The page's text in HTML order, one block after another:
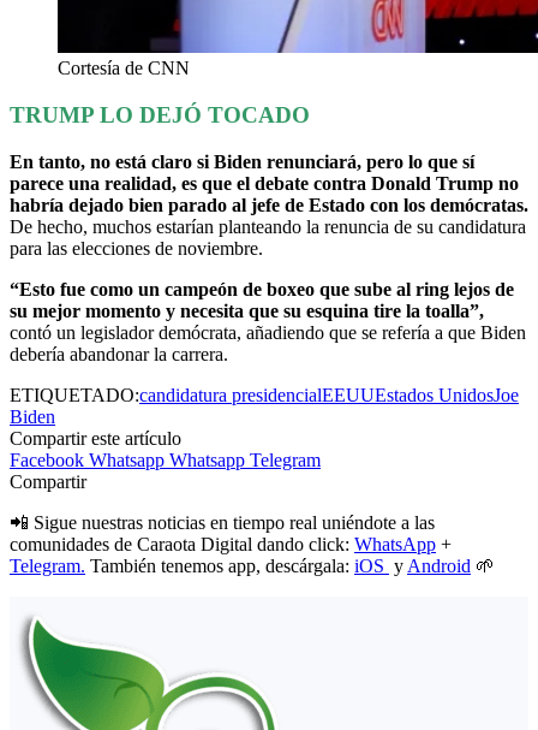
Cortesía de CNN
TRUMP LO DEJÓ TOCADO
En tanto, no está claro si Biden renunciará, pero lo que sí
parece una realidad, es que el debate contra Donald Trump no
habría dejado bien parado al jefe de Estado con los demócratas.
De hecho, muchos estarían planteando la renuncia de su candidatura
para las elecciones de noviembre.
“Esto fue como un campeón de boxeo que sube al ring lejos de
su mejor momento y necesita que su esquina tire la toalla”,
contó un legislador demócrata, añadiendo que se refería a que Biden
debería abandonar la carrera.
ETIQUETADO:candidatura presidencialEEUUEstados UnidosJoe
Biden
Compartir este artículo
Facebook Whatsapp Whatsapp Telegram
Compartir
📲 Sigue nuestras noticias en tiempo real uniéndote a las
comunidades de Caraota Digital dando click: WhatsApp +
Telegram. También tenemos app, descárgala: iOS y Android 🌱